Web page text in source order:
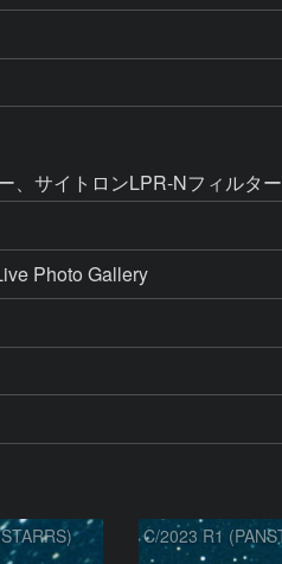
、サイトロンLPR-Nフィルター
Photo Gallery